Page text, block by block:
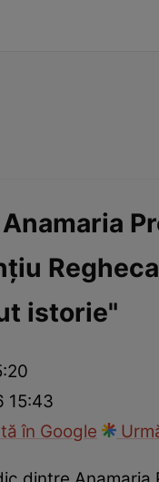
istorie"
15:43
în Google